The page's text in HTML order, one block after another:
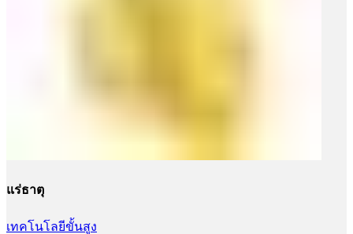
แร่ธาตุ
เทคโนโลยีขั้นสูง